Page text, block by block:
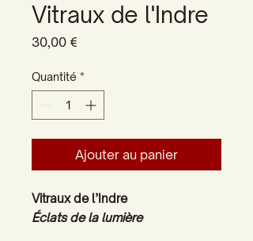
Vitraux de l'Indre
30,00 €
Quantité *
Ajouter au panier
Vitraux de l’Indre
Éclats de la lumière